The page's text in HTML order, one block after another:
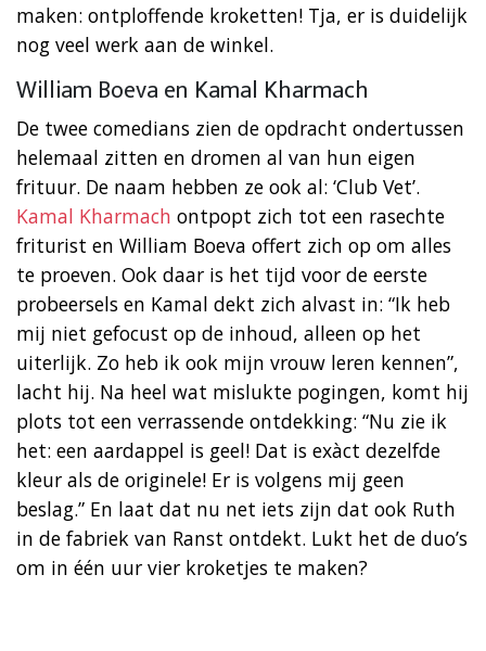
maken: ontploffende kroketten! Tja, er is duidelijk
nog veel werk aan de winkel.
William Boeva en Kamal Kharmach
De twee comedians zien de opdracht ondertussen
helemaal zitten en dromen al van hun eigen
frituur. De naam hebben ze ook al: ‘Club Vet’.
Kamal Kharmach ontpopt zich tot een rasechte
friturist en William Boeva offert zich op om alles
te proeven. Ook daar is het tijd voor de eerste
probeersels en Kamal dekt zich alvast in: “Ik heb
mij niet gefocust op de inhoud, alleen op het
uiterlijk. Zo heb ik ook mijn vrouw leren kennen”,
lacht hij. Na heel wat mislukte pogingen, komt hij
plots tot een verrassende ontdekking: “Nu zie ik
het: een aardappel is geel! Dat is exàct dezelfde
kleur als de originele! Er is volgens mij geen
beslag.” En laat dat nu net iets zijn dat ook Ruth
in de fabriek van Ranst ontdekt. Lukt het de duo’s
om in één uur vier kroketjes te maken?